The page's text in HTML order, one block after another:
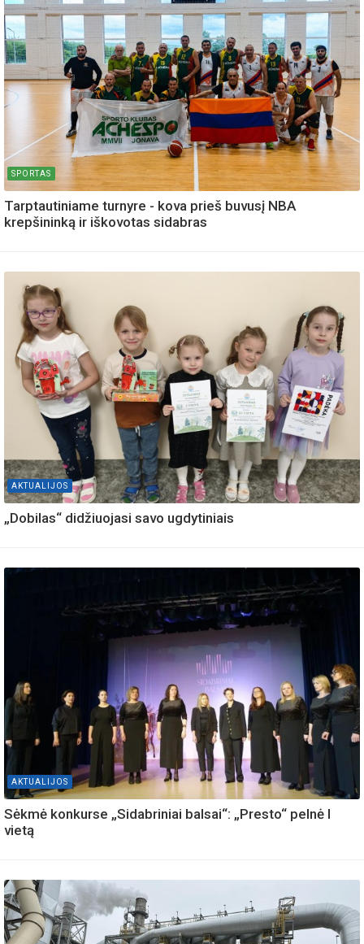
SPORTAS
Tarptautiniame turnyre - kova prieš buvusį NBA
krepšininką ir iškovotas sidabras
AKTUALIJOS
„Dobilas“ didžiuojasi savo ugdytiniais
AKTUALIJOS
Sėkmė konkurse „Sidabriniai balsai“: „Presto“ pelnė I
vietą